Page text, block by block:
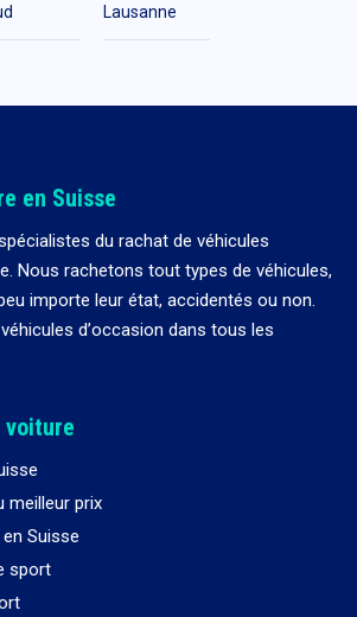
Lausanne
en Suisse
du rachat de véhicules
Nous rachetons tout types de véhicules,
importe leur état, accidentés ou non.
d’occasion dans tous les
voiture
meilleur prix
Suisse
sport